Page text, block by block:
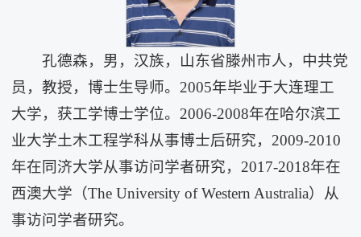
孔德森，男，汉族，山东省滕州市人，中共党
员，教授，博士生导师。2005年毕业于大连理工
大学，获工学博士学位。2006-2008年在哈尔滨工
业大学土木工程学科从事博士后研究，2009-2010
年在同济大学从事访问学者研究，2017-2018年在
西澳大学（The University of Western Australia）从
事访问学者研究。